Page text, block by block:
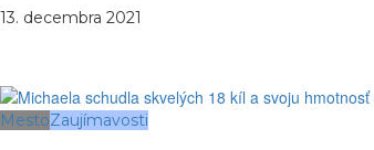
13. decembra 2021
MestoZaujímavosti